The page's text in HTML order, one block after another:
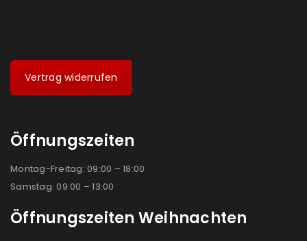
Vertrag widerrufen
Öffnungszeiten
Montag-Freitag: 09:00 – 18:00
Samstag: 09:00 – 13:00
Öffnungszeiten Weihnachten